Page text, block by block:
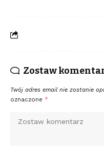
Zostaw
Twój adres email nie zostanie
oznaczone *